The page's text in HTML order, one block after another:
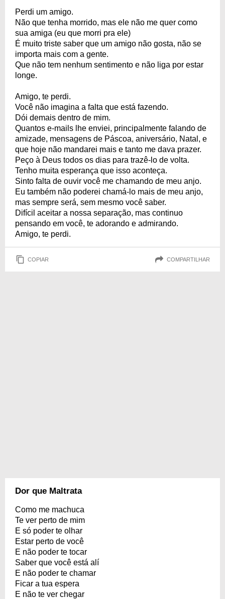
Perdi um amigo.
Não que tenha morrido, mas ele não me quer como
sua amiga (eu que morri pra ele)
É muito triste saber que um amigo não gosta, não se
importa mais com a gente.
Que não tem nenhum sentimento e não liga por estar
longe.
Amigo, te perdi.
Você não imagina a falta que está fazendo.
Dói demais dentro de mim.
Quantos e-mails lhe enviei, principalmente falando de
amizade, mensagens de Páscoa, aniversário, Natal, e
que hoje não mandarei mais e tanto me dava prazer.
Peço à Deus todos os dias para trazê-lo de volta.
Tenho muita esperança que isso aconteça.
Sinto falta de ouvir você me chamando de meu anjo.
Eu também não poderei chamá-lo mais de meu anjo,
mas sempre será, sem mesmo você saber.
Difícil aceitar a nossa separação, mas continuo
pensando em você, te adorando e admirando.
Amigo, te perdi.
COPIAR COMPARTILHAR
Dor que Maltrata
Como me machuca
Te ver perto de mim
E só poder te olhar
Estar perto de você
E não poder te tocar
Saber que você está alí
E não poder te chamar
Ficar a tua espera
E não te ver chegar